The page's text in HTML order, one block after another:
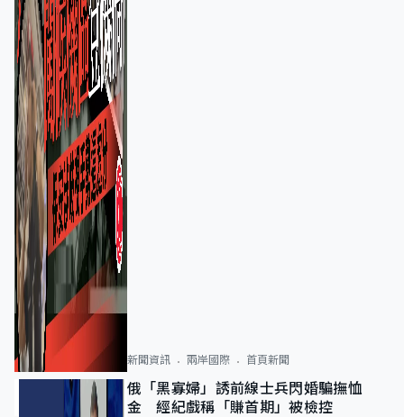
新聞資訊 兩岸國際 首頁新聞
俄「黑寡婦」誘前線士兵閃婚騙撫恤
金 經紀戲稱「賺首期」被檢控